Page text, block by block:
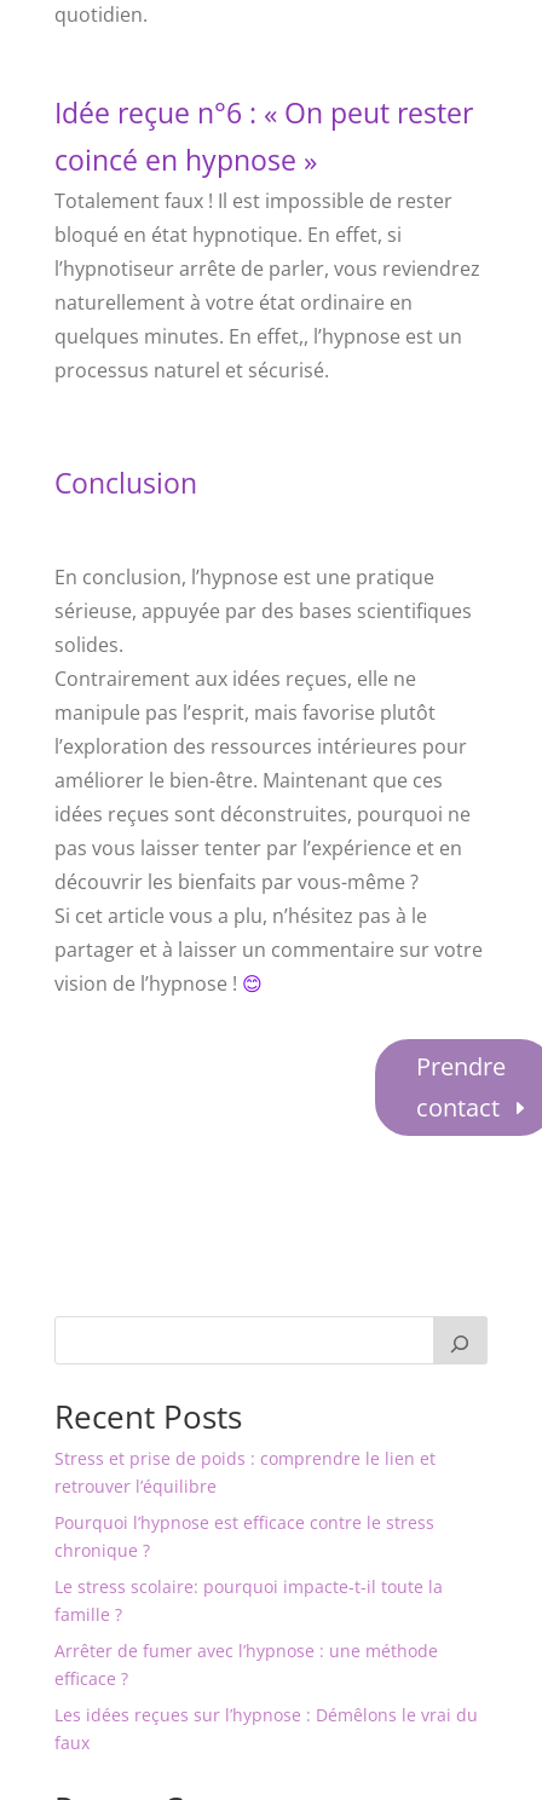
quotidien.
Idée reçue n°6 : « On peut rester
coincé en hypnose »
Totalement faux ! Il est impossible de rester
bloqué en état hypnotique. En effet, si
l’hypnotiseur arrête de parler, vous reviendrez
naturellement à votre état ordinaire en
quelques minutes. En effet,, l’hypnose est un
processus naturel et sécurisé.
Conclusion
En conclusion, l’hypnose est une pratique
sérieuse, appuyée par des bases scientifiques
solides.
Contrairement aux idées reçues, elle ne
manipule pas l’esprit, mais favorise plutôt
l’exploration des ressources intérieures pour
améliorer le bien-être. Maintenant que ces
idées reçues sont déconstruites, pourquoi ne
pas vous laisser tenter par l’expérience et en
découvrir les bienfaits par vous-même ?
Si cet article vous a plu, n’hésitez pas à le
partager et à laisser un commentaire sur votre
vision de l’hypnose ! 😊
Prendre
contact
Recent Posts
Stress et prise de poids : comprendre le lien et
retrouver l’équilibre
Pourquoi l’hypnose est efficace contre le stress
chronique ?
Le stress scolaire: pourquoi impacte-t-il toute la
famille ?
Arrêter de fumer avec l’hypnose : une méthode
efficace ?
Les idées reçues sur l’hypnose : Démêlons le vrai du
faux